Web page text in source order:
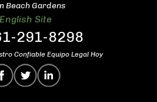
Beach Gardens
English Site
291-8298
Confiable Equipo Legal Hoy